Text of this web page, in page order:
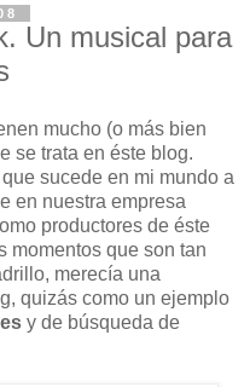
Un musical para
mucho (o más bien
se trata en éste blog.
sucede en mi mundo a
en nuestra empresa
productores de éste
momentos que son tan
merecía una
quizás como un ejemplo
y de búsqueda de